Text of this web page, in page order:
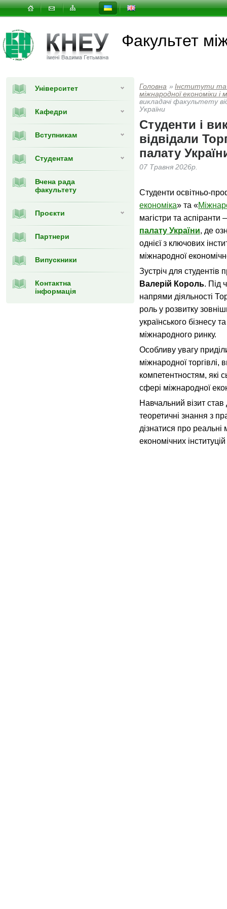
Факультет
Університет
Кафедри
Вступникам
Студентам
Вчена рада
факультету
Проєкти
Партнери
Випускники
Контактна
інформація
Головна » Інститути
мiжнародної економiки i
викладачі факультету
України
Студенти і
відвідали
палату
07 Травня 2026р.
Студенти освітньо-
економіка» та «
магістри та аспіранти
палату України, де
однієї з ключових
міжнародної
Зустріч для студентів
Валерій Король. Під
напрями діяльності
роль у розвитку
українського бізнесу
міжнародного ринку.
Особливу увагу
міжнародної торгівлі,
компетентностям, які
сфері міжнародної
Навчальний візит
теоретичні знання з
дізнатися про
економічних